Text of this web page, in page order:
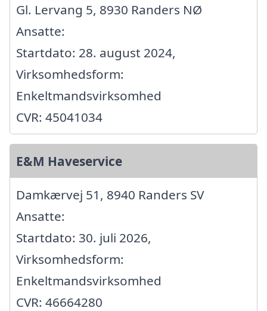
Gl. Lervang 5, 8930 Randers NØ
Ansatte:
Startdato: 28. august 2024,
Virksomhedsform:
Enkeltmandsvirksomhed
CVR: 45041034
E&M Haveservice
Damkærvej 51, 8940 Randers SV
Ansatte:
Startdato: 30. juli 2026,
Virksomhedsform:
Enkeltmandsvirksomhed
CVR: 46664280